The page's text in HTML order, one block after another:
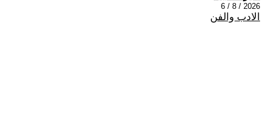
2026 / 8 / 6
الادب والفن